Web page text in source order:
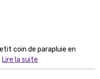
coin de parapluie en
Lire la suite